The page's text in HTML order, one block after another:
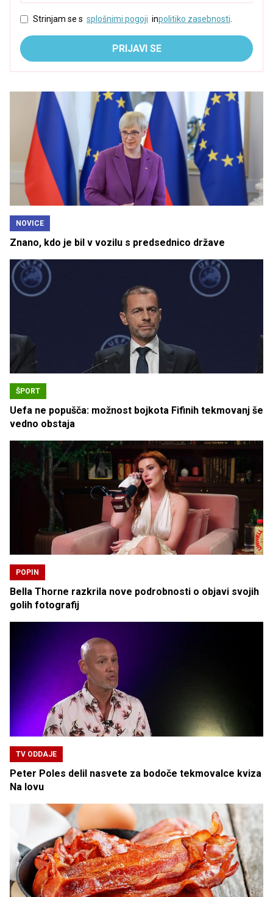
Strinjam se s splošnimi pogoji inpolitiko zasebnosti
PRIJAVI SE
NOVICE
Znano, kdo je bil v vozilu s predsednico države
ŠPORT
Uefa ne popušča: možnost bojkota Fifinih tekmovanj še
vedno obstaja
POPIN
Bella Thorne razkrila nove podrobnosti o objavi svojih
golih fotografij
TV ODDAJE
Peter Poles delil nasvete za bodoče tekmovalce kviza
Na lovu